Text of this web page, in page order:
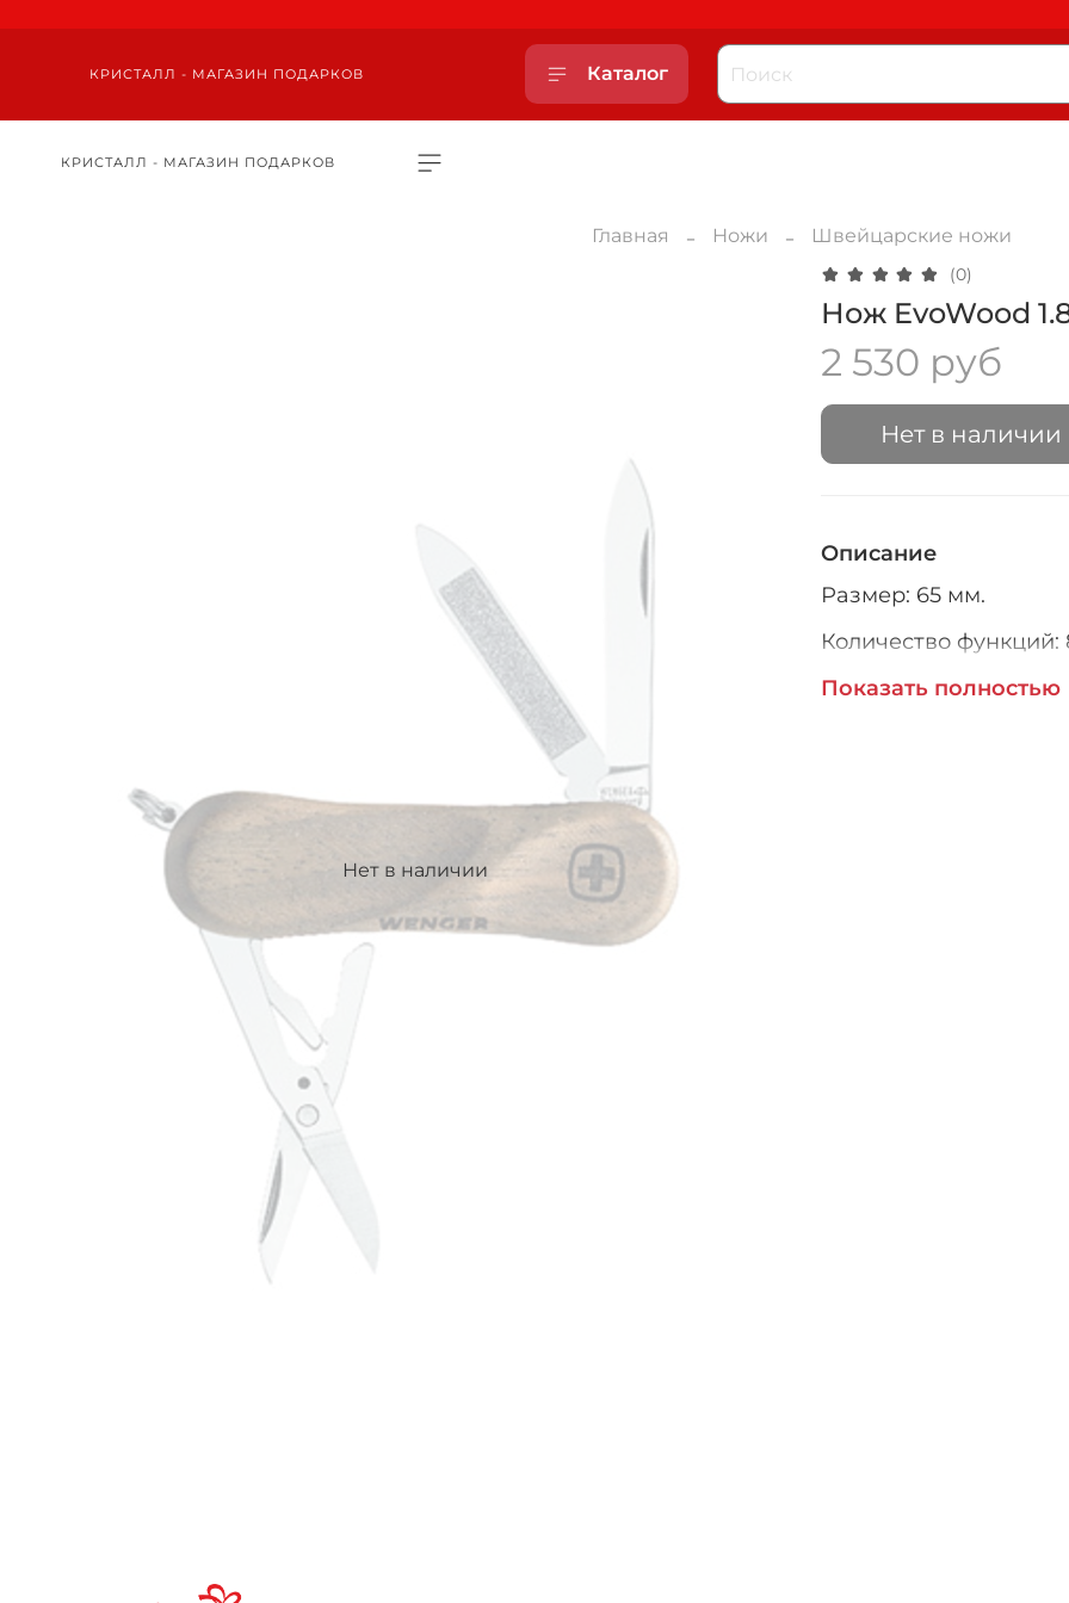
КРИСТАЛЛ - МАГАЗИН ПОДАРКОВ Каталог
КРИСТАЛЛ - МАГАЗИН ПОДАРКОВ
Главная Ножи Швейцарские ножи
Нет в наличии
(0)
Нож EvoWood
2 530 руб
Нет в наличии
Описание
Размер: 65 мм.
Количество функций:
Производитель:
Показать полностью